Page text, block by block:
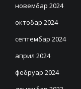
новембар 2024
октобар 2024
септембар 2024
април 2024
фебруар 2024